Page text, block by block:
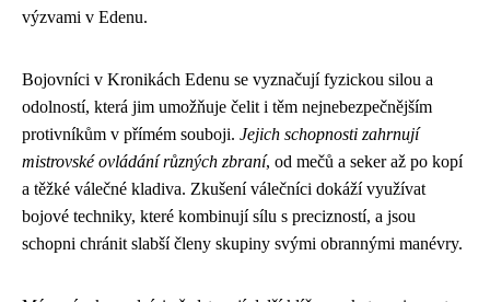
výzvami v Edenu.
Bojovníci v Kronikách Edenu se vyznačují fyzickou silou a
odolností, která jim umožňuje čelit i těm nejnebezpečnějším
protivníkům v přímém souboji. Jejich schopnosti zahrnují
mistrovské ovládání různých zbraní, od mečů a seker až po kopí
a těžké válečné kladiva. Zkušení válečníci dokáží využívat
bojové techniky, které kombinují sílu s precizností, a jsou
schopni chránit slabší členy skupiny svými obrannými manévry.